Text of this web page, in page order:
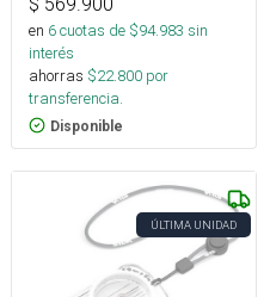
en 6cuotas de $94.983 sin
interés
ahorras $22.800 por
transferencia.
Disponible
ÚLTIMA UNIDAD